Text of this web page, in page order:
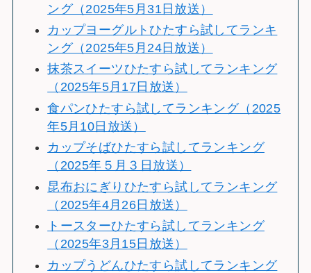
ング（2025年5月31日放送）
カップヨーグルトひたすら試してランキ
ング（2025年5月24日放送）
抹茶スイーツひたすら試してランキング
（2025年5月17日放送）
食パンひたすら試してランキング（2025
年5月10日放送）
カップそばひたすら試してランキング
（2025年５月３日放送）
昆布おにぎりひたすら試してランキング
（2025年4月26日放送）
トースターひたすら試してランキング
（2025年3月15日放送）
カップうどんひたすら試してランキング